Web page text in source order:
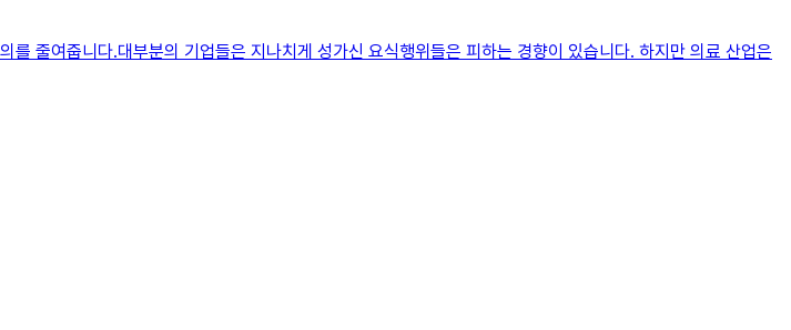
줄여줍니다.대부분의 기업들은 지나치게 성가신 요식행위들은 피하는 경향이 있습니다. 하지만 의료 산업은